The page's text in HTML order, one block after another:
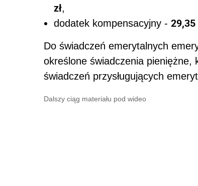
zł,
dodatek kompensacyjny - 29,35
Do świadczeń emerytalnych
określone świadczenia pieniężne,
świadczeń przysługujących
Dalszy ciąg materiału pod wideo